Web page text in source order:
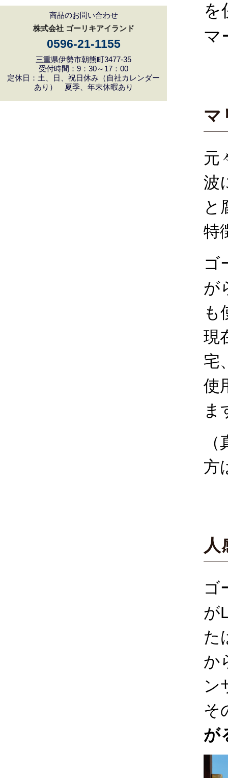
商品のお問い合わせ
株式会社 ゴーリキアイランド
0596-21-1155
三重県伊勢市朝熊町3477-35
受付時間：9：30～17：00
定休日：土、日、祝日休み（自社カレンダー
あり） 夏季、年末休暇あり
を
マ
マ
元
波
と
特
ゴ
が
も
現
宅
使
ま
人
ゴ
が
た
か
ン
そ
が